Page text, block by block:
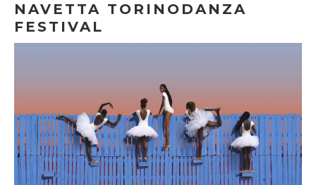
NAVETTA TORINODANZA
FESTIVAL